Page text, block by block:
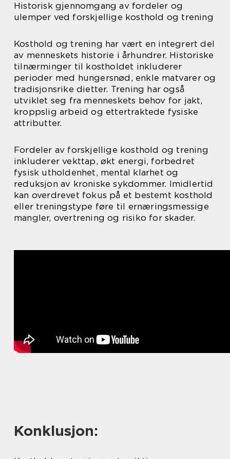
Historisk gjennomgang av fordeler og
ulemper ved forskjellige kosthold og trening
Kosthold og trening har vært en integrert del
av menneskets historie i århundrer. Historiske
tilnærminger til kostholdet inkluderer
perioder med hungersnød, enkle matvarer og
tradisjonsrike dietter. Trening har også
utviklet seg fra menneskets behov for jakt,
kroppslig arbeid og ettertraktede fysiske
attributter.
Fordeler av forskjellige kosthold og trening
inkluderer vekttap, økt energi, forbedret
fysisk utholdenhet, mental klarhet og
reduksjon av kroniske sykdommer. Imidlertid
kan overdrevet fokus på et bestemt kosthold
eller treningstype føre til ernæringsmessige
mangler, overtrening og risiko for skader.
Konklusjon: